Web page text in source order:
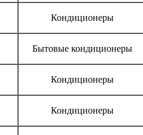
Кондиционеры
Бытовые кондиционеры
Кондиционеры
Кондиционеры